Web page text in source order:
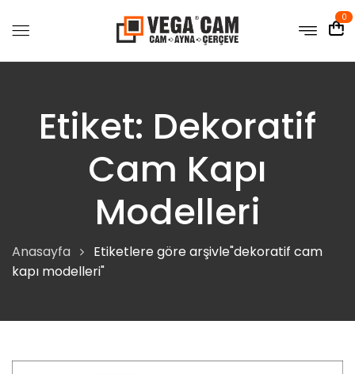
0
Etiket: Dekoratif
Cam Kapı
Modelleri
Anasayfa
Etiketlere göre arşivle"dekoratif cam
kapı modelleri"